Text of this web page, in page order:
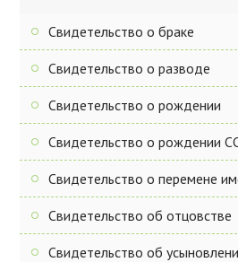
Свидетельство о браке
Свидетельство о разводе
Свидетельство о рождении
Свидетельство о рождении
Свидетельство о перемене
Свидетельство об отцовстве
Свидетельство об